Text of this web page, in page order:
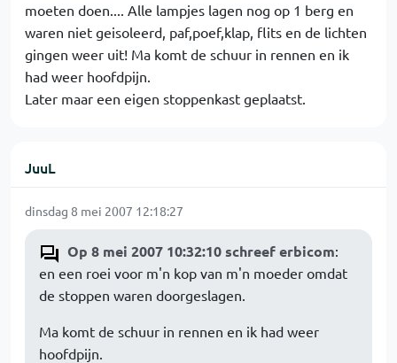
moeten doen.... Alle lampjes lagen nog op 1 berg en
waren niet geisoleerd, paf,poef,klap, flits en de lichten
gingen weer uit! Ma komt de schuur in rennen en ik
had weer hoofdpijn.
Later maar een eigen stoppenkast geplaatst.
JuuL
dinsdag 8 mei 2007 12:18:27
Op 8 mei 2007 10:32:10 schreef erbicom:
en een roei voor m'n kop van m'n moeder omdat
de stoppen waren doorgeslagen.
Ma komt de schuur in rennen en ik had weer
hoofdpijn.